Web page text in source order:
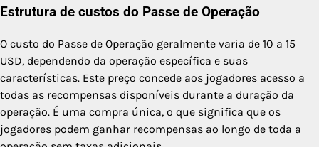
Estrutura de custos do Passe de Operação
O custo do Passe de Operação geralmente varia de 10 a 15
USD, dependendo da operação específica e suas
características. Este preço concede aos jogadores acesso a
todas as recompensas disponíveis durante a duração da
operação. É uma compra única, o que significa que os
jogadores podem ganhar recompensas ao longo de toda a